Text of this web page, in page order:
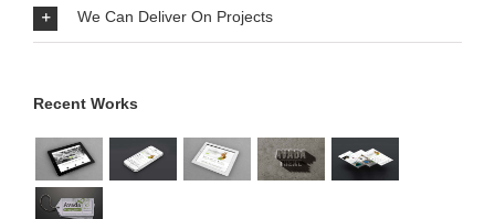
We Can Deliver On Projects
Recent Works